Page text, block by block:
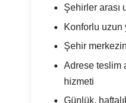
Şehirler arası
Konforlu uzun
Şehir
Adrese teslim
hizmeti
Günlük,